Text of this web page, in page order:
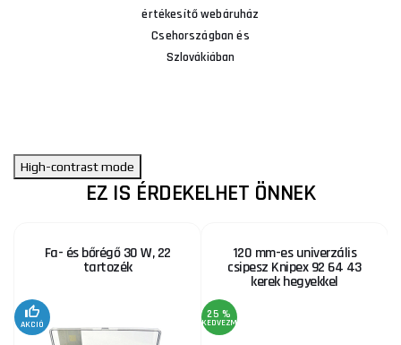
értékesítő webáruház
Csehországban és
Szlovákiában
High-contrast mode
EZ IS ÉRDEKELHET ÖNNEK
Fa- és bőrégő 30 W, 22
tartozék
AKCIÓ
120 mm-es univerzális
csipesz Knipex 92 64 43
kerek hegyekkel
25 %
KEDVEZMÉNY